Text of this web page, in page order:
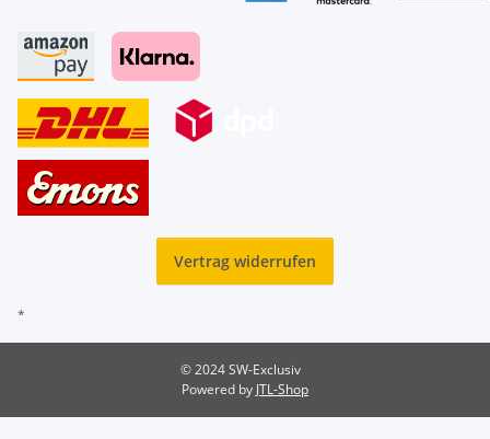
Vertrag widerrufen
*
© 2024 SW-Exclusiv
Powered by JTL-Shop